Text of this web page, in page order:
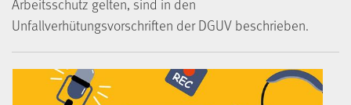
Unfallverhütungsvorschriften der DGUV beschrieben.